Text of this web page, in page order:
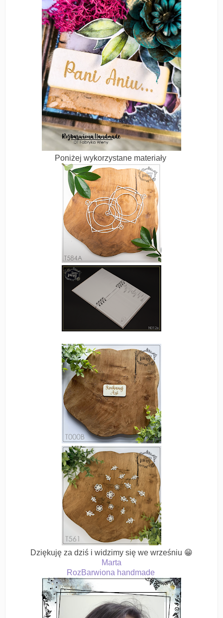
Poniżej wykorzystane materiały
Dziękuję za dziś i widzimy się we wrześniu 😁
Marta
RozBarwiona handmade